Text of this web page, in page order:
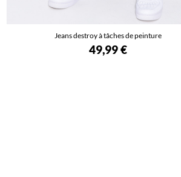
Jeans destroy à tâches de peinture
49,99 €